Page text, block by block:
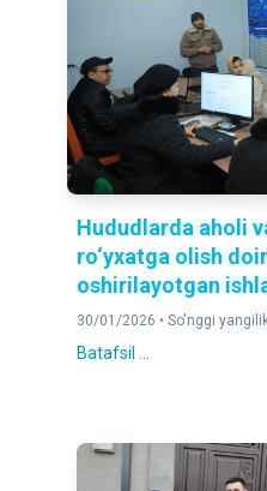
Hududlarda aholi
ro‘yxatga olish
oshirilayotgan
30/01/2026 • So'nggi
Batafsil ...